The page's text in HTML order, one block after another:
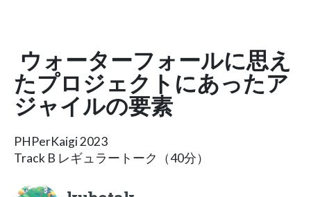
ウォーターフォールに思え
たプロジェクトにあったア
ジャイルの要素
PHPerKaigi 2023
Track B レギュラートーク（40分）